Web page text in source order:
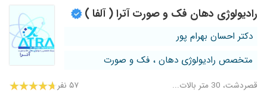
رادیولوژی دهان فک و صورت آترا ( آلفا )
دکتر احسان بهرام پور
متخصص رادیولوژی دهان ، فک و صورت
قصردشت، 30 متر بالات... ۵۷ نفر